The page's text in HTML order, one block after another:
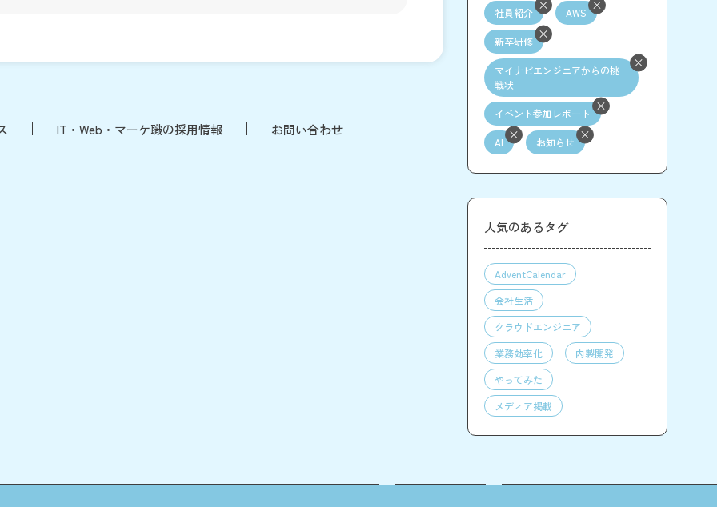
IT・Web・マーケ職の採用情報 お問い合わせ
社員紹介 AWS
新卒研修
マイナビエンジニアからの挑
戦状
イベント参加レポート
AI お知らせ
人気のあるタグ
AdventCalendar
会社生活
クラウドエンジニア
業務効率化
内製開発
やってみた
メディア掲載